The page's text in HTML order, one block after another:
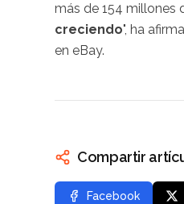
más de 154 millones
creciendo", ha
en eBay.
Compartir
Facebook